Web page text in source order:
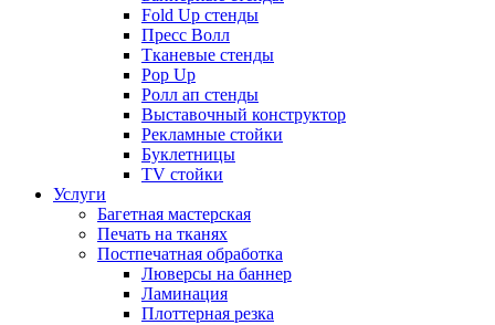
Fold Up стенды
Пресс Волл
Тканевые стенды
Pop Up
Ролл ап стенды
Выставочный конструктор
Рекламные стойки
Буклетницы
TV стойки
Услуги
Багетная мастерская
Печать на тканях
Постпечатная обработка
Люверсы на баннер
Ламинация
Плоттерная резка